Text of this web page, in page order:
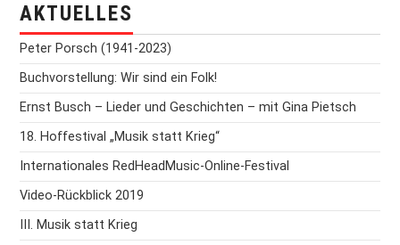
AKTUELLES
Peter Porsch (1941-2023)
Buchvorstellung: Wir sind ein Folk!
Ernst Busch – Lieder und Geschichten – mit Gina Pietsch
18. Hoffestival „Musik statt Krieg“
Internationales RedHeadMusic-Online-Festival
Video-Rückblick 2019
III. Musik statt Krieg